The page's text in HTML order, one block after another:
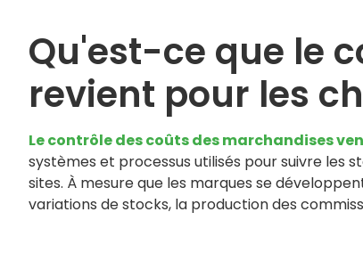
Qu'est-ce que le
revient pour les
Le contrôle des coûts des marchandises
systèmes et processus utilisés pour suivre les
sites. À mesure que les marques se
variations de stocks, la production des